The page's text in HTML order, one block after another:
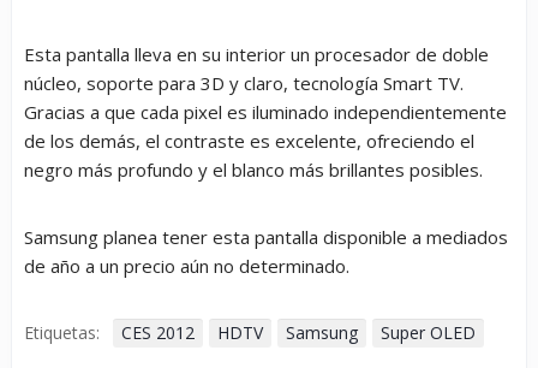
Esta pantalla lleva en su interior un procesador de doble
núcleo, soporte para 3D y claro, tecnología Smart TV.
Gracias a que cada pixel es iluminado independientemente
de los demás, el contraste es excelente, ofreciendo el
negro más profundo y el blanco más brillantes posibles.
Samsung planea tener esta pantalla disponible a mediados
de año a un precio aún no determinado.
Etiquetas: CES 2012 HDTV Samsung Super OLED